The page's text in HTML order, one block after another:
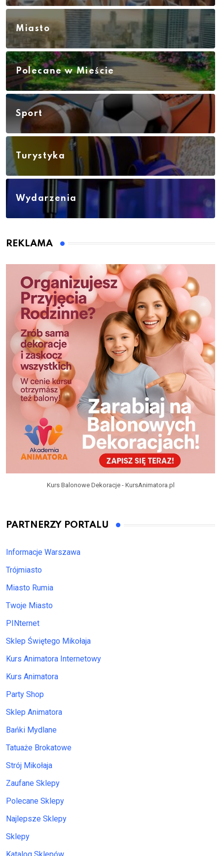
Miasto
Polecane w Mieście
Sport
Turystyka
Wydarzenia
REKLAMA
Kurs Balonowe Dekoracje - KursAnimatora.pl
PARTNERZY PORTALU
Informacje Warszawa
Trójmiasto
Miasto Rumia
Twoje Miasto
PINternet
Sklep Świętego Mikołaja
Kurs Animatora Internetowy
Kurs Animatora
Party Shop
Sklep Animatora
Bańki Mydlane
Tatuaże Brokatowe
Strój Mikołaja
Zaufane Sklepy
Polecane Sklepy
Najlepsze Sklepy
Sklepy